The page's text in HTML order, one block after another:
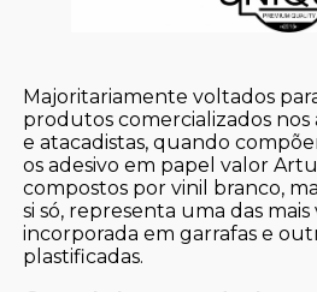
Majoritariamente voltados
produtos comercializados nos
e atacadistas, quando
os adesivo em papel valor
compostos por vinil branco,
si só, representa uma das mais
incorporada em garrafas e
plastificadas.